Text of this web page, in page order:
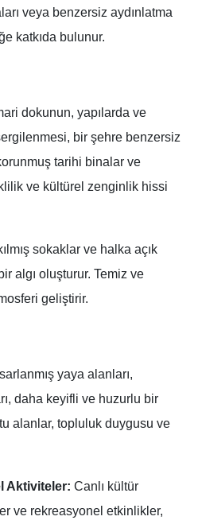
veya benzersiz aydınlatma
katkıda bulunur.
dokunun, yapılarda ve
bir şehre benzersiz
tarihi binalar ve
ve kültürel zenginlik hissi
sokaklar ve halka açık
algı oluşturur. Temiz ve
geliştirir.
yaya alanları,
daha keyifli ve huzurlu bir
alanlar, topluluk duygusu ve
Aktiviteler: Canlı kültür
ve rekreasyonel etkinlikler,